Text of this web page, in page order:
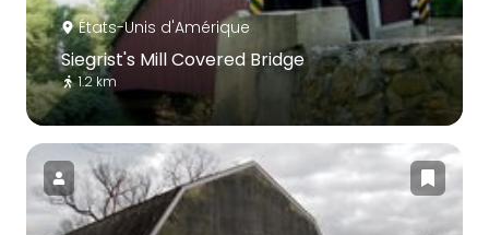
États-Unis d'Amérique
Siegrist's Mill Covered Bridge
1.2 km